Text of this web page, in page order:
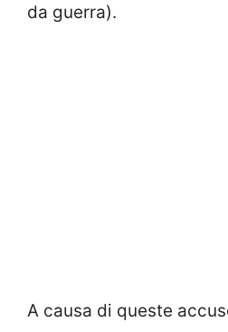
da guerra).
A causa di queste